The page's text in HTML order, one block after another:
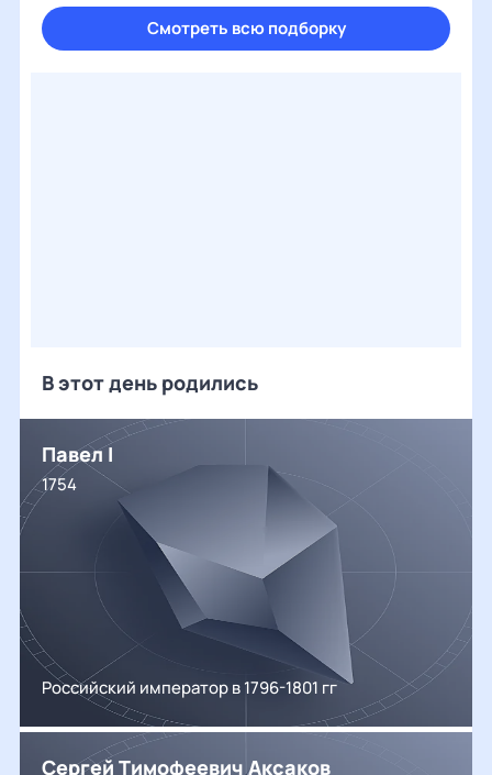
Смотреть всю подборку
В этот день родились
Павел I
1754
Российский император в 1796-1801 гг
Сергей Тимофеевич Аксаков